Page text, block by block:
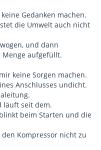
Gedanken machen.
die Umwelt auch nicht
und dann
aufgefüllt.
keine Sorgen machen.
Anschlusses undicht.
läuft seit dem.
beim Starten und die
Kompressor nicht zu